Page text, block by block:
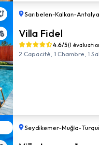
Sarıbelen-Kalkan-Antalya
Villa Fidel
4.6/5(1
2 Capacité, 1 Chambre, 1
Seydikemer-Muğla-